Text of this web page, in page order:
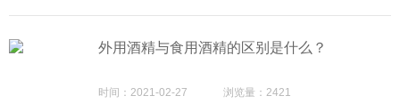
外用酒精与食用酒精的区别是什么？
时间：2021-02-27 浏览量：2421